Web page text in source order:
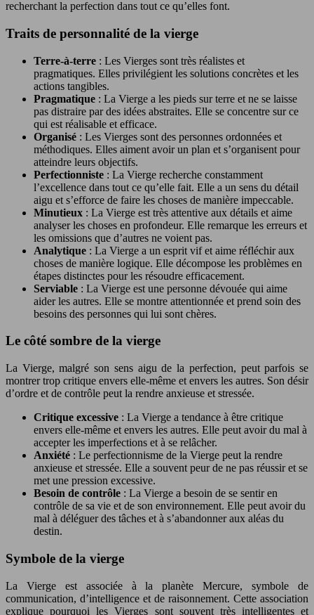
recherchant la perfection dans tout ce qu’elles font.
Traits de personnalité de la vierge
Terre-à-terre : Les Vierges sont très réalistes et
pragmatiques. Elles privilégient les solutions concrètes et les
actions tangibles.
Pragmatique : La Vierge a les pieds sur terre et ne se laisse
pas distraire par des idées abstraites. Elle se concentre sur ce
qui est réalisable et efficace.
Organisé : Les Vierges sont des personnes ordonnées et
méthodiques. Elles aiment avoir un plan et s’organisent pour
atteindre leurs objectifs.
Perfectionniste : La Vierge recherche constamment
l’excellence dans tout ce qu’elle fait. Elle a un sens du détail
aigu et s’efforce de faire les choses de manière impeccable.
Minutieux : La Vierge est très attentive aux détails et aime
analyser les choses en profondeur. Elle remarque les erreurs et
les omissions que d’autres ne voient pas.
Analytique : La Vierge a un esprit vif et aime réfléchir aux
choses de manière logique. Elle décompose les problèmes en
étapes distinctes pour les résoudre efficacement.
Serviable : La Vierge est une personne dévouée qui aime
aider les autres. Elle se montre attentionnée et prend soin des
besoins des personnes qui lui sont chères.
Le côté sombre de la vierge
La Vierge, malgré son sens aigu de la perfection, peut parfois se
montrer trop critique envers elle-même et envers les autres. Son désir
d’ordre et de contrôle peut la rendre anxieuse et stressée.
Critique excessive : La Vierge a tendance à être critique
envers elle-même et envers les autres. Elle peut avoir du mal à
accepter les imperfections et à se relâcher.
Anxiété : Le perfectionnisme de la Vierge peut la rendre
anxieuse et stressée. Elle a souvent peur de ne pas réussir et se
met une pression excessive.
Besoin de contrôle : La Vierge a besoin de se sentir en
contrôle de sa vie et de son environnement. Elle peut avoir du
mal à déléguer des tâches et à s’abandonner aux aléas du
destin.
Symbole de la vierge
La Vierge est associée à la planète Mercure, symbole de
communication, d’intelligence et de raisonnement. Cette association
explique pourquoi les Vierges sont souvent très intelligentes et